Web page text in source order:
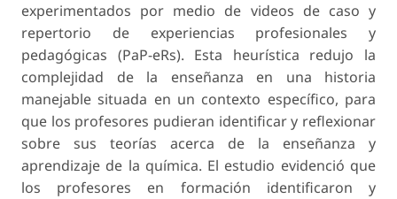
experimentados por medio de videos de caso y
repertorio de experiencias profesionales y
pedagógicas (PaP-eRs). Esta heurística redujo la
complejidad de la enseñanza en una historia
manejable situada en un contexto específico, para
que los profesores pudieran identificar y reflexionar
sobre sus teorías acerca de la enseñanza y
aprendizaje de la química. El estudio evidenció que
los profesores en formación identificaron y